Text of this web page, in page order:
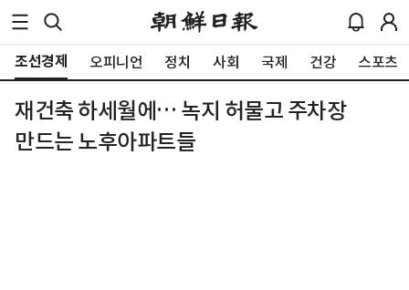
조선경제 오피니언 정치 사회 국제 건강 스포츠
재건축 하세월에… 녹지 허물고 주차장
만드는 노후아파트들